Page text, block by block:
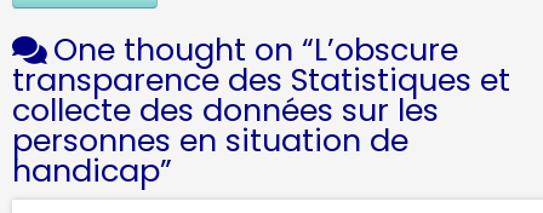
One thought on “L’obscure
transparence des Statistiques et
collecte des données sur les
personnes en situation de
handicap”